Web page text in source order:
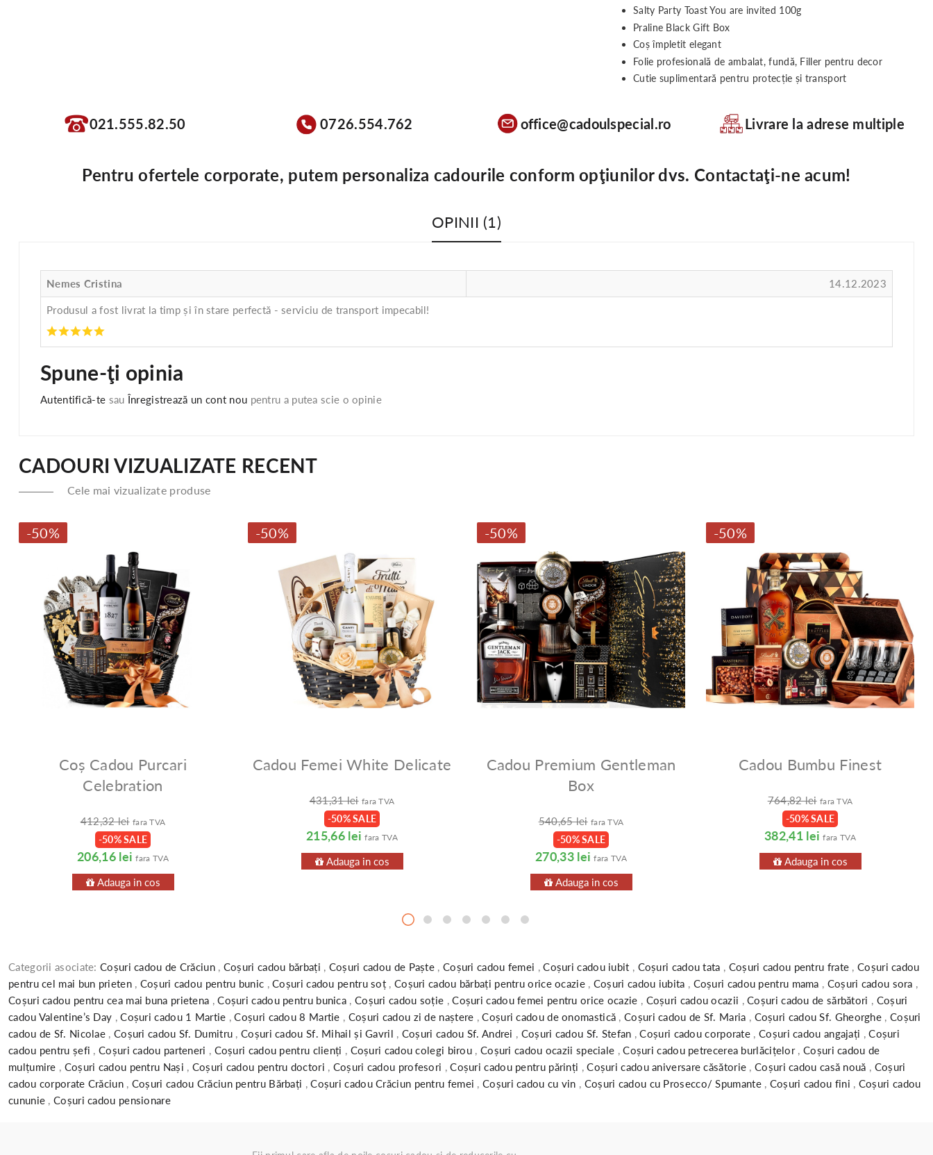
Salty Party Toast You are invited 100g
Praline Black Gift Box
Coș împletit elegant
Folie profesională de ambalat, fundă, Filler pentru decor
Cutie suplimentară pentru protecție și transport
021.555.82.50 0726.554.762 office@cadoulspecial.ro Livrare la adrese multiple
Pentru ofertele corporate, putem personaliza cadourile conform opţiunilor dvs. Contactaţi-ne acum!
OPINII (1)
Nemes Cristina 14.12.2023
Produsul a fost livrat la timp și în stare perfectă - serviciu de transport impecabil!
Spune-ţi opinia
Autentifică-te sau Înregistrează un cont nou pentru a putea scie o opinie
CADOURI VIZUALIZATE RECENT
Cele mai vizualizate produse
-50%
Coș Cadou Purcari
Celebration
412,32 lei fara TVA
-50% SALE
206,16 lei fara TVA
Adauga in cos
-50%
Cadou Femei White Delicate
431,31 lei fara TVA
-50% SALE
215,66 lei fara TVA
Adauga in cos
-50%
Cadou Premium Gentleman
Box
540,65 lei fara TVA
-50% SALE
270,33 lei fara TVA
Adauga in cos
-50%
Cadou Bumbu Finest
764,82 lei fara TVA
-50% SALE
382,41 lei fara TVA
Adauga in cos
Categorii asociate:Coșuri cadou de Crăciun , Coșuri cadou bărbați , Coșuri cadou de Paște , Coșuri cadou femei ,Coșuri cadou iubit , Coșuri cadou tata , Coșuri cadou pentru frate ,Coșuri cadou
pentru cel mai bun prieten , Coșuri cadou pentru bunic ,Coșuri cadou pentru soț , Coșuri cadou bărbați pentru orice ocazie , Coșuri cadou iubita , Coșuri cadou pentru mama , Coșuri cadou sora ,
Coșuri cadou pentru cea mai buna prietena ,Coșuri cadou pentru bunica , Coșuri cadou soție ,Coșuri cadou femei pentru orice ocazie , Coșuri cadou ocazii ,Coșuri cadou de sărbători , Coșuri
cadou Valentine’s Day ,Coșuri cadou 1 Martie ,Coșuri cadou 8 Martie , Coșuri cadou zi de naștere ,Coșuri cadou de onomastică ,Coșuri cadou de Sf. Maria , Coșuri cadou Sf. Gheorghe , Coșuri
cadou de Sf. Nicolae , Coșuri cadou Sf. Dumitru ,Coșuri cadou Sf. Mihail și Gavril , Coșuri cadou Sf. Andrei , Coșuri cadou Sf. Stefan ,Coșuri cadou corporate , Coșuri cadou angajați ,Coșuri
cadou pentru șefi ,Coșuri cadou parteneri , Coșuri cadou pentru clienți , Coșuri cadou colegi birou , Coșuri cadou ocazii speciale ,Coșuri cadou petrecerea burlăcițelor , Coșuri cadou de
mulțumire , Coșuri cadou pentru Nași , Coșuri cadou pentru doctori , Coșuri cadou profesori ,Coșuri cadou pentru părinți ,Coșuri cadou aniversare căsătorie ,Coșuri cadou casă nouă , Coșuri
cadou corporate Crăciun , Coșuri cadou Crăciun pentru Bărbați ,Coșuri cadou Crăciun pentru femei ,Coșuri cadou cu vin , Coșuri cadou cu Prosecco/ Spumante , Coșuri cadou fini , Coșuri cadou
cununie ,Coșuri cadou pensionare